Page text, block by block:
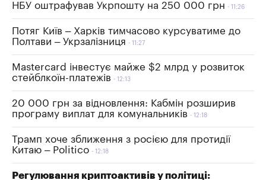
НБУ оштрафував Укрпошту на 250 000 грн 11:26
Потяг Київ – Харків тимчасово курсуватиме до
Полтави – Укрзалізниця
11:27
Mastercard інвестує майже $2 млрд у розвиток
стейблкоїн-платежів
12:13
20 000 грн за відновлення: Кабмін розширив
програму виплат для комунальників
12:18
Трамп хоче зближення з росією для протидії
Китаю – Politico
12:18
Регулювання криптоактивів у політиці: